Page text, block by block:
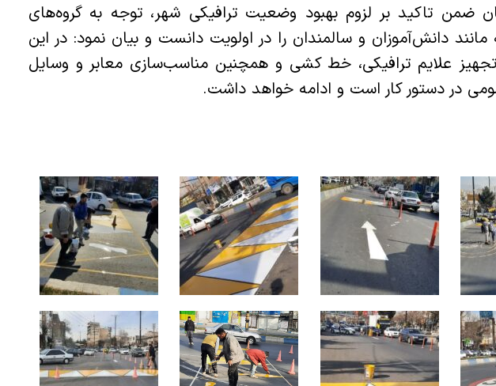
ضمن تاکید بر لزوم بهبود وضعیت ترافیکی شهر، توجه به گروه‌های
دانش‌آموزان و سالمندان را در اولویت دانست و بیان نمود: در این
علایم ترافیکی، خط کشی و همچنین مناسب‌سازی معابر و وسایل
در دستور کار است و ادامه خواهد داشت.‌